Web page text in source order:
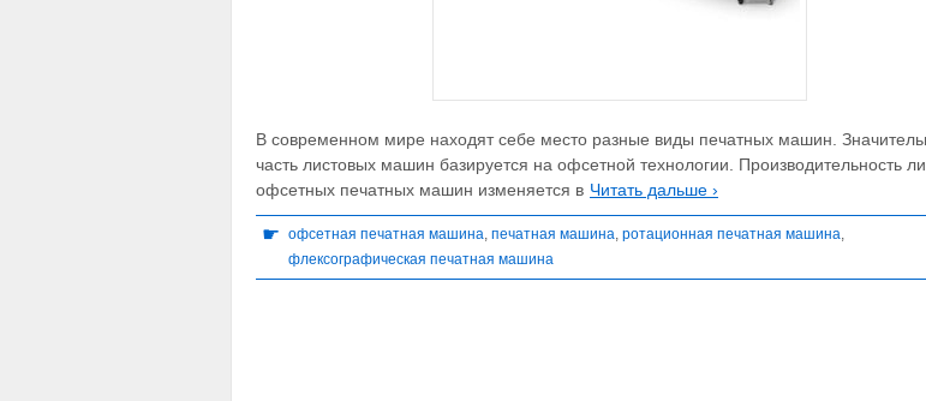
В современном мире находят себе место разные виды печатных машин.
часть листовых машин базируется на офсетной технологии. Производительность
офсетных печатных машин изменяется в Читать дальше ›
☛ офсетная печатная машина, печатная машина, ротационная печатная машина,
флексографическая печатная машина